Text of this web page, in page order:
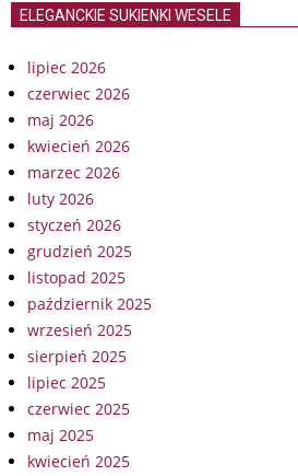
ELEGANCKIE SUKIENKI WESELE
lipiec 2026
czerwiec 2026
maj 2026
kwiecień 2026
marzec 2026
luty 2026
styczeń 2026
grudzień 2025
listopad 2025
październik 2025
wrzesień 2025
sierpień 2025
lipiec 2025
czerwiec 2025
maj 2025
kwiecień 2025